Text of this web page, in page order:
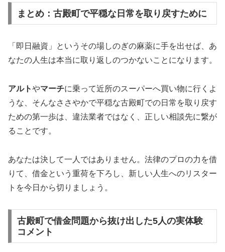
まとめ：古殿町で平穏な日常を取り戻すために
「即日融資」というその場しのぎの麻薬に手を出せば、あ
なたの人生は本当に取り返しのつかないことになります。
アルトやマーチに乗って近所のスーパーへ買い物に行くよ
うな、そんなささやかで平穏な古殿町での日常を取り戻す
ための第一歩は、違法業者ではなく、正しい相談先に繋が
ることです。
あなたは決して一人ではありません。法律のプロの力を借
りて、借金という重荷を下ろし、新しい人生へのリスター
トを今日から切りましょう。
古殿町で借金問題から抜け出した5人の実体験
コメント